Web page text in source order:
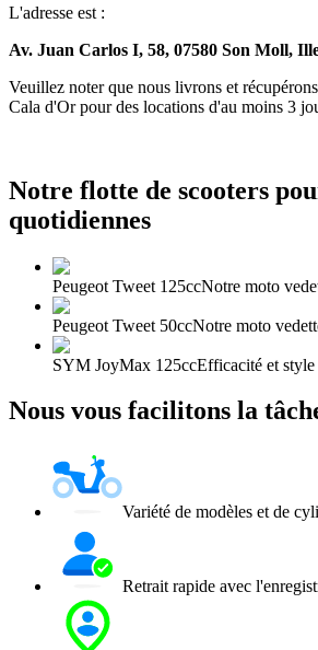
L'adresse est :
Av. Juan Carlos I, 58, 07580 Son Moll,
Veuillez noter que nous livrons et
Cala d'Or pour des locations d'au moins 3
Notre flotte de scooters
quotidiennes
Peugeot Tweet 125ccNotre moto
Peugeot Tweet 50ccNotre moto
SYM JoyMax 125ccEfficacité et style
Nous vous facilitons la
Variété de modèles et de
Retrait rapide avec